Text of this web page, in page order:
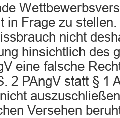
in Frage zu
nicht
hinsichtlich des
eine falsche
2 PAngV statt § 1
Versehen